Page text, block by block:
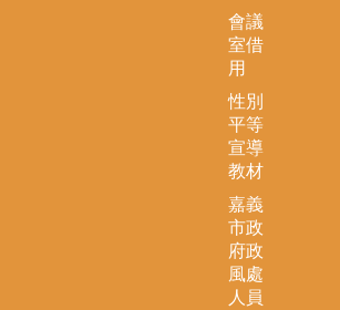
會議
室借
用
性別
平等
宣導
教材
嘉義
市政
府政
風處
人員